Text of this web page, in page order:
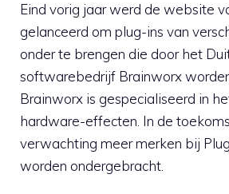
Eind vorig jaar werd de website
gelanceerd om plug-ins van
onder te brengen die door het
softwarebedrijf Brainworx
Brainworx is gespecialiseerd in
hardware-effecten. In de
verwachting meer merken bij
worden ondergebracht.